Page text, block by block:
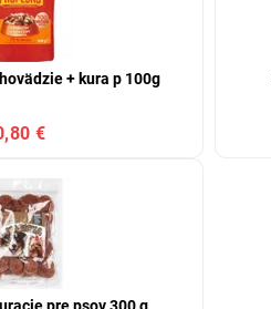
+ kura p 100g
€